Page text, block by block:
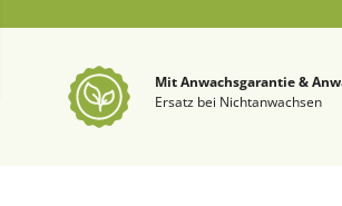
Mit Anwachsgarantie &
Ersatz bei Nichtanwachsen